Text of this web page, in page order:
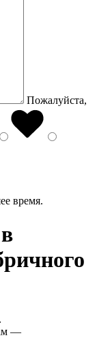
Пожалуйста,
время.
в
—